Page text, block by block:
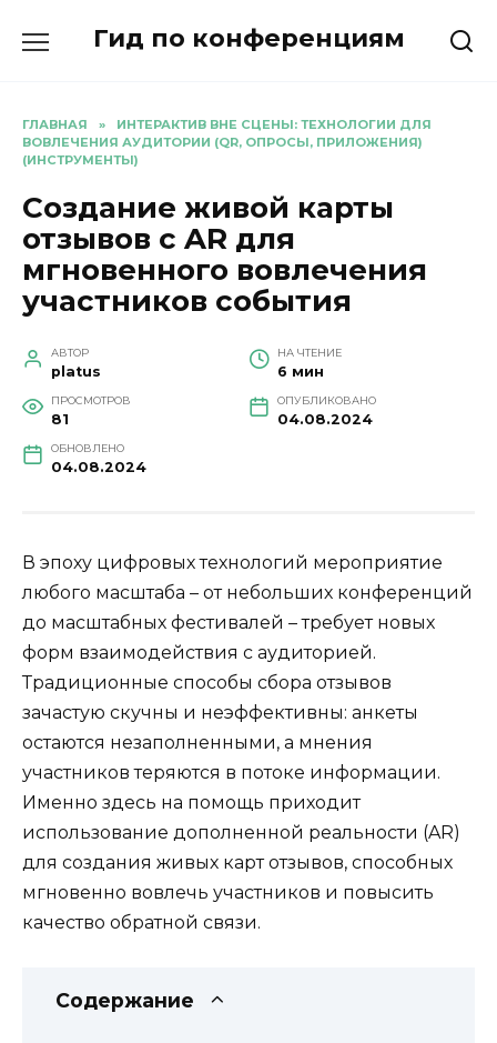
Гид по конференциям
ГЛАВНАЯ »
ИНТЕРАКТИВ ВНЕ СЦЕНЫ: ТЕХНОЛОГИИ ДЛЯ
ВОВЛЕЧЕНИЯ АУДИТОРИИ (QR, ОПРОСЫ, ПРИЛОЖЕНИЯ)
(ИНСТРУМЕНТЫ)
Создание живой карты
отзывов с AR для
мгновенного вовлечения
участников события
АВТОР
platus
НА ЧТЕНИЕ
6 мин
ПРОСМОТРОВ
81
ОПУБЛИКОВАНО
04.08.2024
ОБНОВЛЕНО
04.08.2024
В эпоху цифровых технологий мероприятие
любого масштаба – от небольших конференций
до масштабных фестивалей – требует новых
форм взаимодействия с аудиторией.
Традиционные способы сбора отзывов
зачастую скучны и неэффективны: анкеты
остаются незаполненными, а мнения
участников теряются в потоке информации.
Именно здесь на помощь приходит
использование дополненной реальности (AR)
для создания живых карт отзывов, способных
мгновенно вовлечь участников и повысить
качество обратной связи.
Содержание